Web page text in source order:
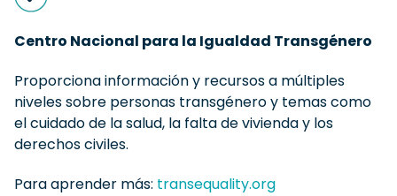
Centro Nacional para la Igualdad Transgénero
Proporciona información y recursos a múltiples
niveles sobre personas transgénero y temas como
el cuidado de la salud, la falta de vivienda y los
derechos civiles.
Para aprender más: transequality.org